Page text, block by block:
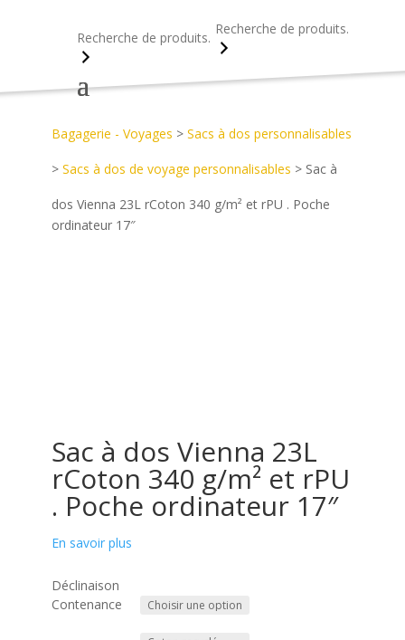
Recherche
Recherche
Accueil
Découvrez notre catalogue d’objets publicitaires
Bagagerie - Voyages > Sacs à dos personnalisables
> Sacs à dos de voyage personnalisables > Sac à
dos Vienna 23L rCoton 340 g/m² et rPU . Poche
ordinateur 17″
Sac à dos Vienna 23L
rCoton 340 g/m² et rPU
. Poche ordinateur 17″
En savoir plus
Déclinaison
Contenance